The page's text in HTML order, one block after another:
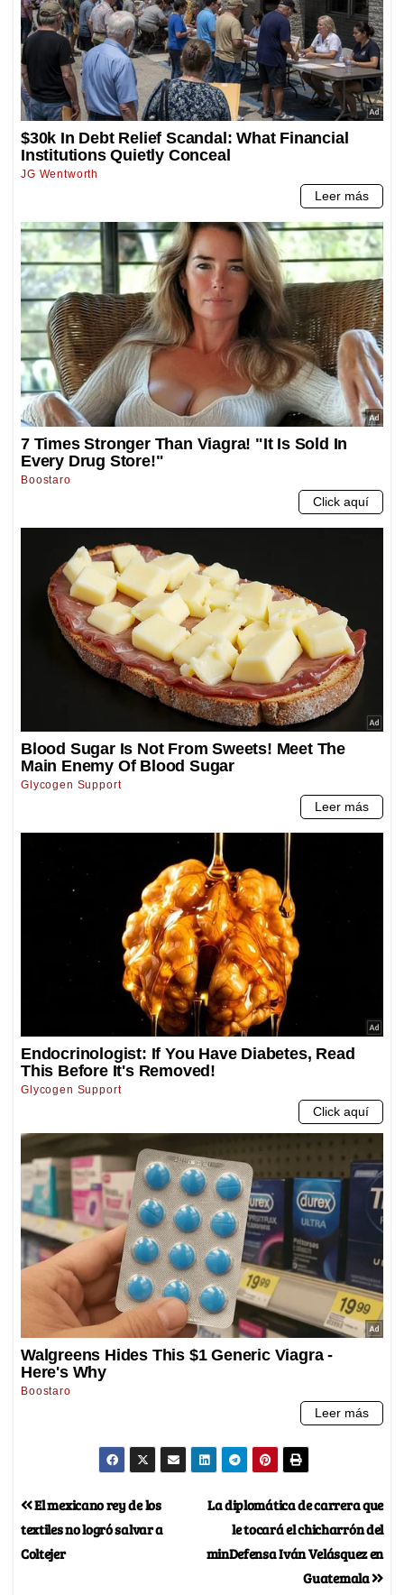
La diplomática de carrera que
le tocará el chicharrón del
minDefensa Iván Velásquez en
Guatemala
El mexicano rey de los
textiles no logró salvar a
Coltejer